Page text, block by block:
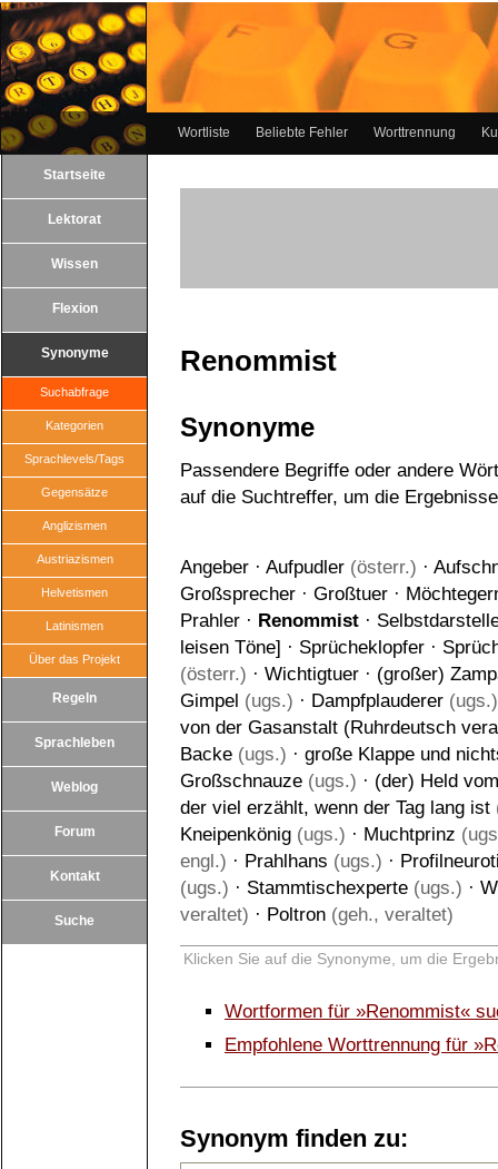
Wortliste Beliebte Fehler Worttrennung
Startseite
Lektorat
Wissen
Flexion
Synonyme
Suchabfrage
Kategorien
Sprachlevels/Tags
Gegensätze
Anglizismen
Austriazismen
Helvetismen
Latinismen
Über das Projekt
Regeln
Sprachleben
Weblog
Forum
Kontakt
Suche
Renommist
Synonyme
Passendere Begriffe oder andere
auf die Suchtreffer, um die
Angeber · Aufpudler (österr.) ·
Großsprecher · Großtuer ·
Prahler · Renommist ·
leisen Töne] · Sprücheklopfer ·
(österr.) · Wichtigtuer · (großer)
Gimpel (ugs.) · Dampfplauderer (ugs.)
von der Gasanstalt (Ruhrdeutsch
Backe (ugs.) · große Klappe und
Großschnauze (ugs.) · (der) Held
der viel erzählt, wenn der Tag lang ist
Kneipenkönig (ugs.) · Muchtprinz
engl.) · Prahlhans (ugs.) ·
(ugs.) · Stammtischexperte (ugs.) ·
veraltet) · Poltron (geh., veraltet)
Klicken Sie auf die Synonyme, um die
Wortformen für »Renommist«
Empfohlene Worttrennung für
Synonym finden zu: